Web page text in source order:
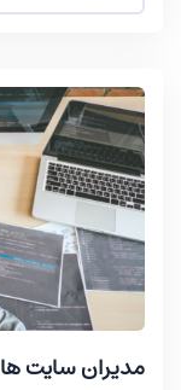
مدیران سایت ها